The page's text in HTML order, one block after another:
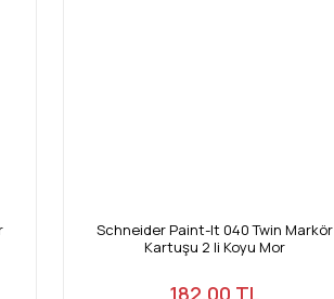
Schneider Paint-It 040 Twin Markör
Kartuşu 2 li Koyu Mor
182,00 TL